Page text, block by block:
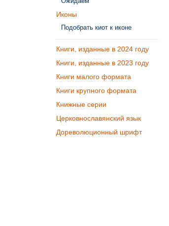
Иконы
Подобрать киот к иконе
Книги, изданные в 2024 году
Книги, изданные в 2023 году
Книги малого формата
Книги крупного формата
Книжные серии
Церковнославянский язык
Дореволюционный шрифт